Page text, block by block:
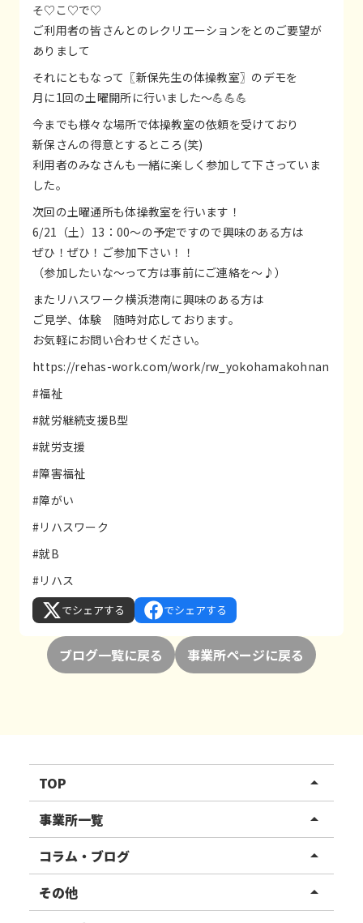
そ♡こ♡で♡
ご利用者の皆さんとのレクリエーションをとのご要望が
ありまして
それにともなって〖新保先生の体操教室〗のデモを
月に1回の土曜開所に行いました～💪💪💪
今までも様々な場所で体操教室の依頼を受けており
新保さんの得意とするところ(笑)
利用者のみなさんも一緒に楽しく参加して下さっていま
した。
次回の土曜通所も体操教室を行います！
6/21（土）13：00～の予定ですので興味のある方は
ぜひ！ぜひ！ご参加下さい！！
（参加したいな～って方は事前にご連絡を～♪）
またリハスワーク横浜港南に興味のある方は
ご見学、体験 随時対応しております。
お気軽にお問い合わせください。
https://rehas-work.com/work/rw_yokohamakohnan
#福祉
#就労継続支援B型
#就労支援
#障害福祉
#障がい
#リハスワーク
#就B
#リハス
でシェアする でシェアする
ブログ一覧に戻る 事業所ページに戻る
TOP arrow_drop_up
リハスワーク
リハスファーム
事業所一覧 arrow_drop_up
関東エリア
東北エリア
コラム・ブログ arrow_drop_up
事業所ブログ
その他 arrow_drop_up